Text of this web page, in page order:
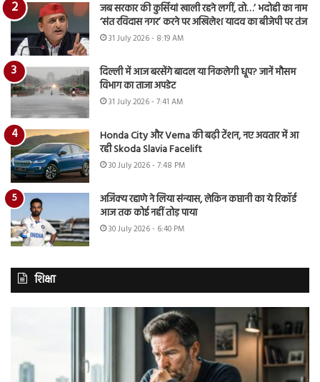
जब सरकार की कुर्सियां खाली रहने लगीं, तो…’ भदोही का नाम
‘संत रविदास नगर’ करने पर अखिलेश यादव का बीजेपी पर तंज
31 July 2026 - 8:19 AM
दिल्ली में आज बरसेंगे बादल या निकलेगी धूप? जानें मौसम
विभाग का ताजा अपडेट
31 July 2026 - 7:41 AM
Honda City और Verna की बढ़ी टेंशन, नए अवतार में आ
रही Skoda Slavia Facelift
30 July 2026 - 7:48 PM
अजिंक्य रहाणे ने लिया संन्यास, लेकिन कप्तानी का ये रिकॉर्ड
आज तक कोई नहीं तोड़ पाया
30 July 2026 - 6:40 PM
शिक्षा